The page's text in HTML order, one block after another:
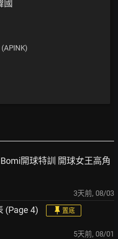
國
(APINK)
開球特訓 開球女王高角
3天前, 08/03
(Page 4) 置底
5天前, 08/01